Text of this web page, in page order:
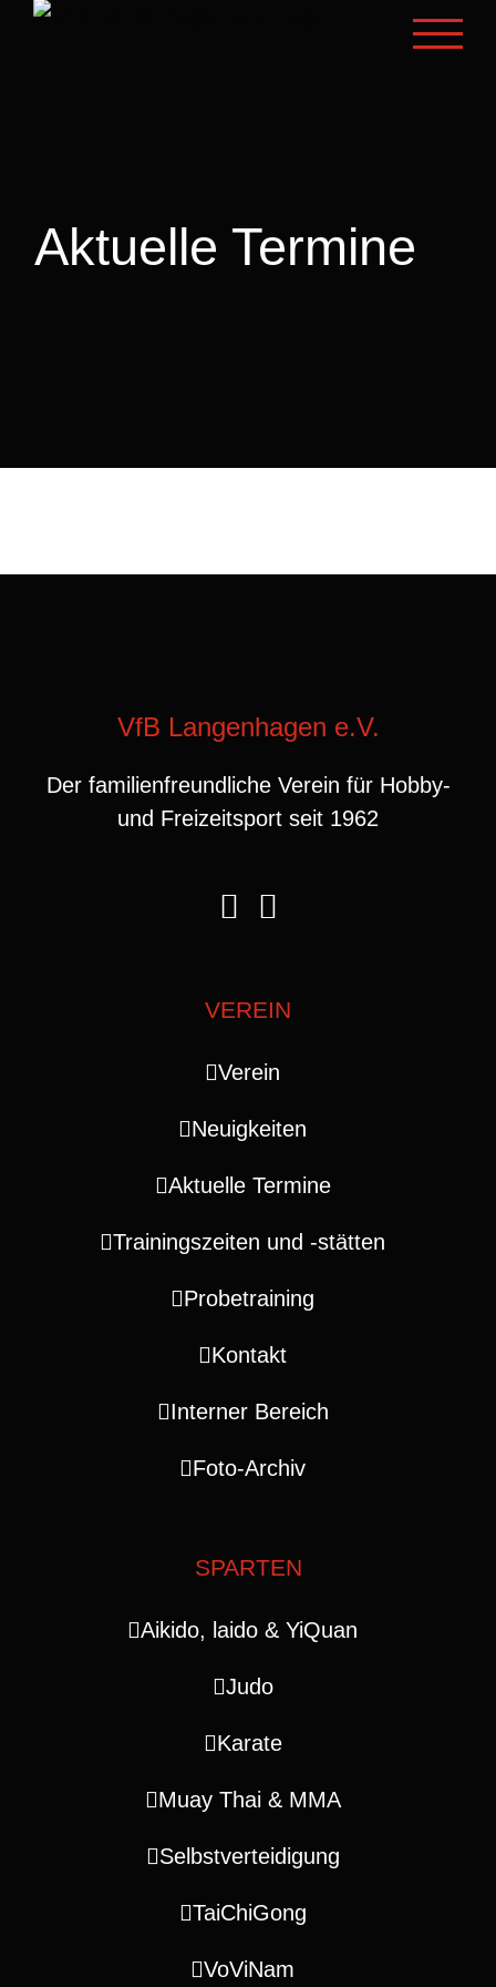
Zum
Aktuelle Termine
VfB Langenhagen e.V.
Der familienfreundliche Verein für Hobby-
und Freizeitsport seit 1962
VEREIN
Verein
Neuigkeiten
Aktuelle Termine
Trainingszeiten und ‑stätten
Probetraining
Kontakt
Interner Bereich
Foto-Archiv
SPARTEN
Aikido, laido & YiQuan
Judo
Karate
Muay Thai & MMA
Selbstverteidigung
TaiChiGong
VoViNam